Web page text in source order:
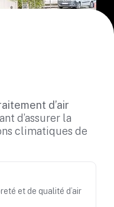
d’air
d’assurer la
climatiques de
et de qualité d’air